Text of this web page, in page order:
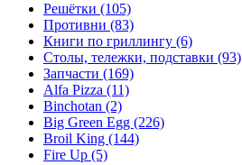
Решётки (105)
Противни (83)
Книги по гриллингу (6)
Столы, тележки, подставки (93)
Запчасти (169)
Alfa Pizza (11)
Binchotan (2)
Big Green Egg (226)
Broil King (144)
Fire Up (5)